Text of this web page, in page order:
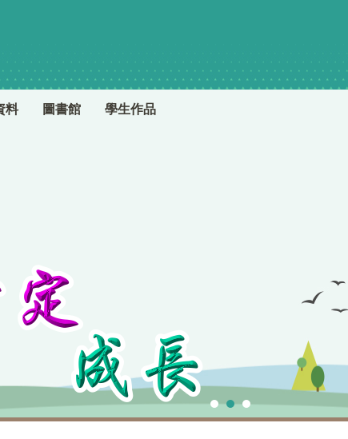
料 圖書館 學生作品